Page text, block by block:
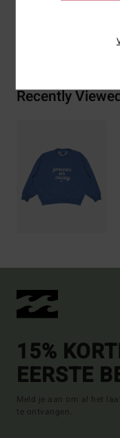
Bezorging &
Recently
15%
EERSTE
Meld je aan om al het
te ontvangen.